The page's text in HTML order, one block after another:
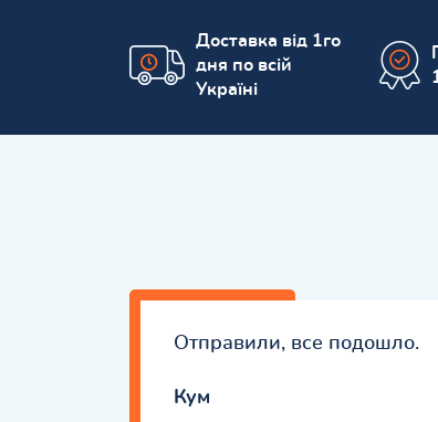
Доставка від 1го
дня по всій
Україні
Отправили, все подошло.
Кум